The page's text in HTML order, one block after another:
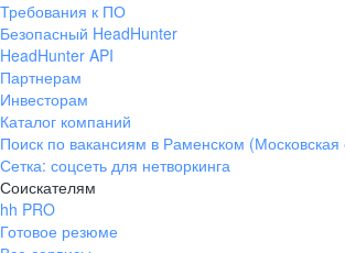
Требования к ПО
Безопасный HeadHunter
HeadHunter API
Партнерам
Инвесторам
Каталог компаний
Поиск по вакансиям в Раменском (Московская
Сетка: соцсеть для нетворкинга
Соискателям
hh PRO
Готовое резюме